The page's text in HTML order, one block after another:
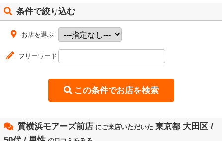
条件で絞り込む
お店を選ぶ
フリーワード
質横浜モアーズ前店 にご来店いただいた 東京都 大田区 /